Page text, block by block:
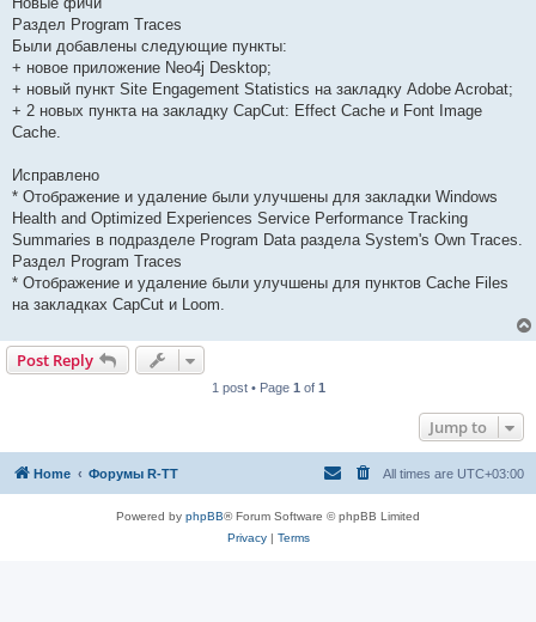
Раздел Program Traces
Были добавлены следующие пункты:
+ новое приложение Neo4j Desktop;
+ новый пункт Site Engagement Statistics на закладку Adobe Acrobat;
+ 2 новых пункта на закладку CapCut: Effect Cache и Font Image
Cache.
Исправлено
* Отображение и удаление были улучшены для закладки Windows
Health and Optimized Experiences Service Performance Tracking
Summaries в подразделе Program Data раздела System's Own Traces.
Раздел Program Traces
* Отображение и удаление были улучшены для пунктов Cache Files
на закладках CapCut и Loom.
Post Reply
1 post • Page 1 of 1
Jump to
Home Форумы R-TT All times are UTC+03:00
Powered by phpBB® Forum Software © phpBB Limited
Privacy| Terms